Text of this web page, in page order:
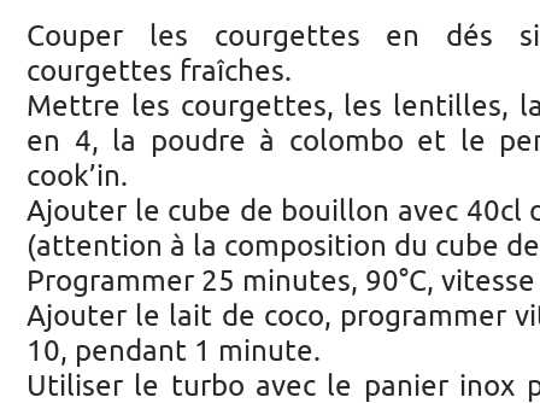
Couper les courgettes en dés
courgettes fraîches.
Mettre les courgettes, les lentilles,
en 4, la poudre à colombo et le
cook’in.
Ajouter le cube de bouillon avec 40cl
(attention à la composition du cube
Programmer 25 minutes, 90°C, vitesse
Ajouter le lait de coco, programmer
10, pendant 1 minute.
Utiliser le turbo avec le panier inox